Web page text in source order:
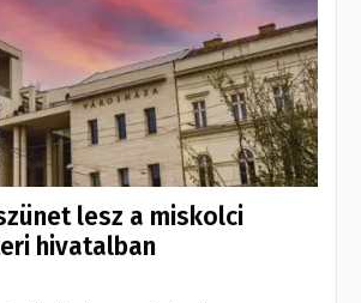
lesz a miskolci
hivatalban